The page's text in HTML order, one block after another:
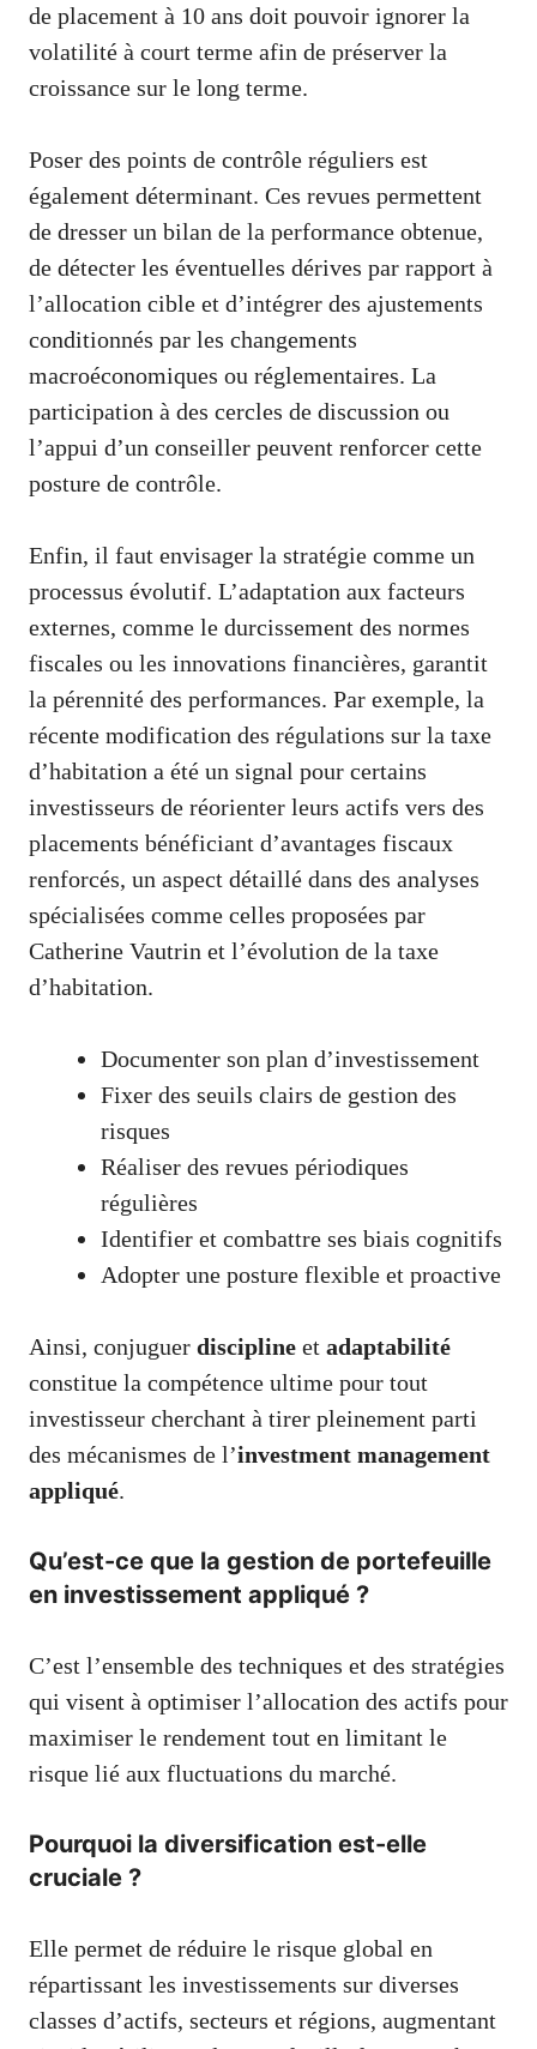
de placement à 10 ans doit pouvoir ignorer la
volatilité à court terme afin de préserver la
croissance sur le long terme.
Poser des points de contrôle réguliers est
également déterminant. Ces revues permettent
de dresser un bilan de la performance obtenue,
de détecter les éventuelles dérives par rapport à
l’allocation cible et d’intégrer des ajustements
conditionnés par les changements
macroéconomiques ou réglementaires. La
participation à des cercles de discussion ou
l’appui d’un conseiller peuvent renforcer cette
posture de contrôle.
Enfin, il faut envisager la stratégie comme un
processus évolutif. L’adaptation aux facteurs
externes, comme le durcissement des normes
fiscales ou les innovations financières, garantit
la pérennité des performances. Par exemple, la
récente modification des régulations sur la taxe
d’habitation a été un signal pour certains
investisseurs de réorienter leurs actifs vers des
placements bénéficiant d’avantages fiscaux
renforcés, un aspect détaillé dans des analyses
spécialisées comme celles proposées par
Catherine Vautrin et l’évolution de la taxe
d’habitation.
Documenter son plan d’investissement
Fixer des seuils clairs de gestion des
risques
Réaliser des revues périodiques
régulières
Identifier et combattre ses biais cognitifs
Adopter une posture flexible et proactive
Ainsi, conjuguer discipline et adaptabilité
constitue la compétence ultime pour tout
investisseur cherchant à tirer pleinement parti
des mécanismes de l’investment management
appliqué.
Qu’est-ce que la gestion de portefeuille
en investissement appliqué ?
C’est l’ensemble des techniques et des stratégies
qui visent à optimiser l’allocation des actifs pour
maximiser le rendement tout en limitant le
risque lié aux fluctuations du marché.
Pourquoi la diversification est-elle
cruciale ?
Elle permet de réduire le risque global en
répartissant les investissements sur diverses
classes d’actifs, secteurs et régions, augmentant